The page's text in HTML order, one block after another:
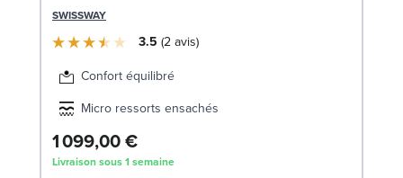
SWISSWAY
3.5 2avis
Confort équilibré
Micro ressorts ensachés
1 099,00 €
Livraison sous 1 semaine